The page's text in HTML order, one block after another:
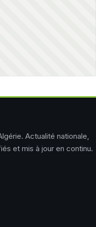
Actualité nationale,
et mis à jour en continu.